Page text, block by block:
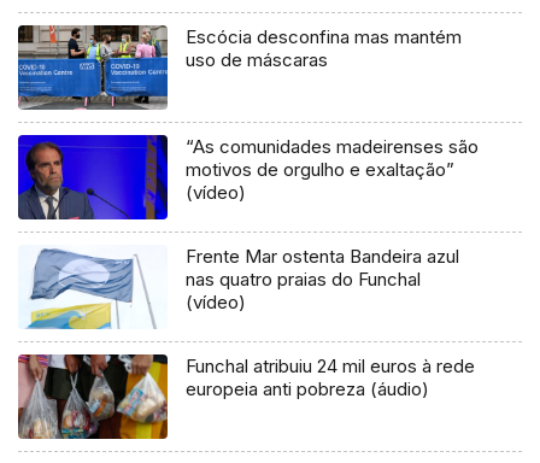
Escócia desconfina mas mantém
uso de máscaras
“As comunidades madeirenses são
motivos de orgulho e exaltação”
(vídeo)
Frente Mar ostenta Bandeira azul
nas quatro praias do Funchal
(vídeo)
Funchal atribuiu 24 mil euros à rede
europeia anti pobreza (áudio)